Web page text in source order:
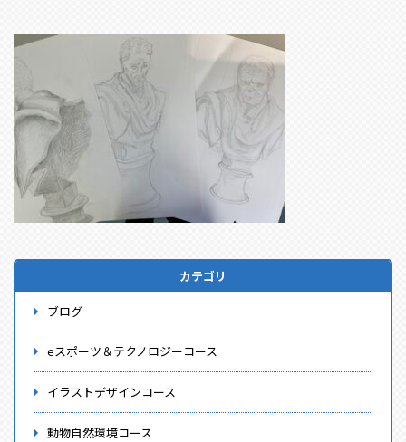
カテゴリ
ブログ
eスポーツ＆テクノロジーコース
イラストデザインコース
動物自然環境コース